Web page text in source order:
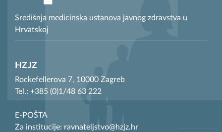
Središnja medicinska ustanova javnog zdravstva u
Hrvatskoj
HZJZ
Rockefellerova 7, 10000 Zagreb
Tel.: +385 (0)1/48 63 222
E-POŠTA
Za institucije: ravnateljstvo@hzjz.hr